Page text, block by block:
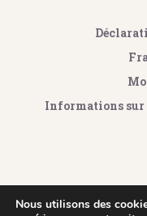
Informations sur
Copyright
Nous utilisons des